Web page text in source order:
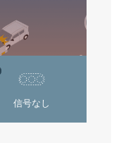
信号なし